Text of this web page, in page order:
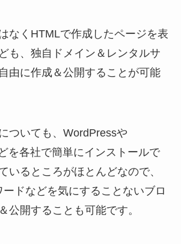
なくHTMLで作成したページを表
も、独自ドメイン＆レンタルサ
由に作成＆公開することが可能
ついても、WordPressや
を各社で簡単にインストールで
いるところがほとんどなので、
ードなどを気にすることないブロ
公開することも可能です。